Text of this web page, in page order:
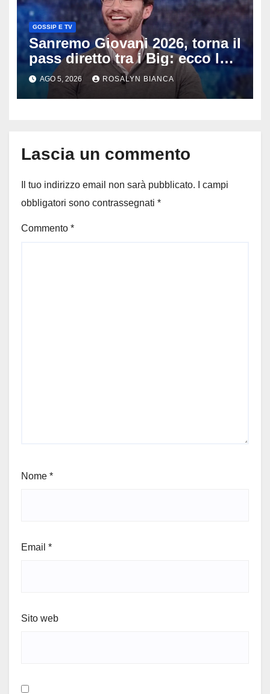
GOSSIP E TV
Sanremo Giovani 2026, torna il
pass diretto tra i Big: ecco la
rivoluzione di Stefano De
Martino
AGO 5, 2026 ROSALYN BIANCA
Lascia un commento
Il tuo indirizzo email non sarà pubblicato.
I campi
obbligatori sono contrassegnati *
Commento *
Nome *
Email *
Sito web